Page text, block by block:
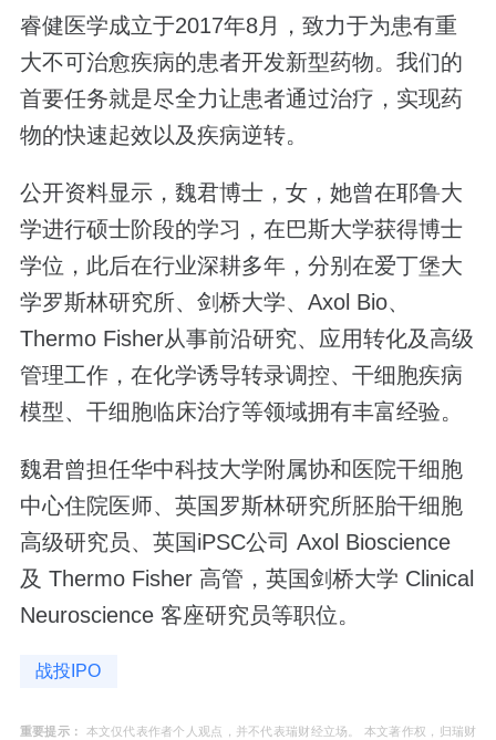
睿健医学成立于2017年8月，致力于为患有重
大不可治愈疾病的患者开发新型药物。我们的
首要任务就是尽全力让患者通过治疗，实现药
物的快速起效以及疾病逆转。
公开资料显示，魏君博士，女，她曾在耶鲁大
学进行硕士阶段的学习，在巴斯大学获得博士
学位，此后在行业深耕多年，分别在爱丁堡大
学罗斯林研究所、剑桥大学、Axol Bio、
Thermo Fisher从事前沿研究、应用转化及高级
管理工作，在化学诱导转录调控、干细胞疾病
模型、干细胞临床治疗等领域拥有丰富经验。
魏君曾担任华中科技大学附属协和医院干细胞
中心住院医师、英国罗斯林研究所胚胎干细胞
高级研究员、英国iPSC公司 Axol Bioscience
及 Thermo Fisher 高管，英国剑桥大学 Clinical
Neuroscience 客座研究员等职位。
战投IPO
重要提示：
本文仅代表作者个人观点，并不代表瑞财经立场。 本文著作权，归瑞财